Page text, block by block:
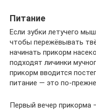
Питание
Если зубки летучего
чтобы пережёвывать
начинать прикорм
подходят личинки
прикорм вводится
питание — это по-
Первый вечер